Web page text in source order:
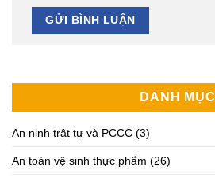
DANH MỤC
An ninh trật tự và PCCC (3)
An toàn vệ sinh thực phẩm (26)